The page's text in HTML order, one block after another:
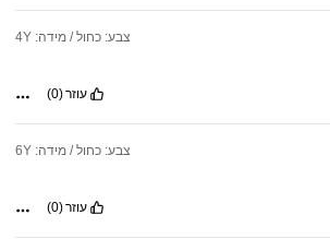
צבע: כחול / מידה: 4Y
עוזר(0)
צבע: כחול / מידה: 6Y
עוזר(0)